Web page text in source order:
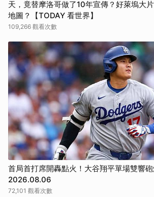
天，竟替摩洛哥做了10年宣傳？好萊塢大
地圖？【TODAY 看世界】
109,266 觀看次數
首局首打席開轟點火！大谷翔平單場雙響砲
2026.08.06
72,101 觀看次數